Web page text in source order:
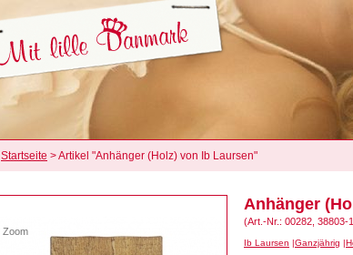
Startseite > Artikel "Anhänger (Holz) von Ib Laursen"
Zoom
Anhänger
(Art.-Nr.: 00282, 38803-
Ib Laursen Ganzjährig